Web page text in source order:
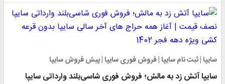
سایپا | ثبت نام سایپا | فروش فوری سایپا | پیش فروش سایپا
سایپا آتش زد به مالش؛ فروش فوری شاسی‌بلند وارداتی سایپا